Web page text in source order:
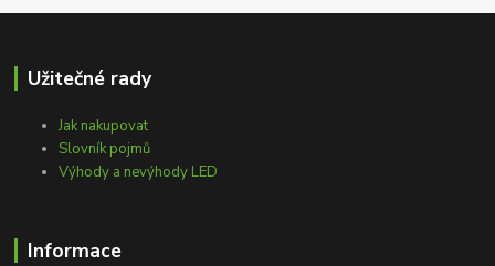
Užitečné rady
Jak nakupovat
Slovník pojmů
Výhody a nevýhody LED
Informace